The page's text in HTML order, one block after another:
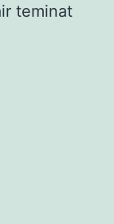
teminat